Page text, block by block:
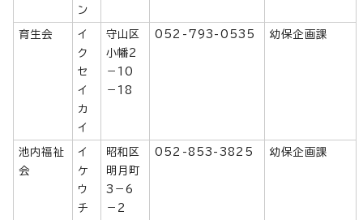
ン
育生会
イ
ク
セ
イ
カ
イ
守山区
小幡2
－10
－18
052-793-0535 幼保企画課
池内福祉
会
イ
ケ
ウ
チ
昭和区
明月町
3－6
－2
052-853-3825 幼保企画課